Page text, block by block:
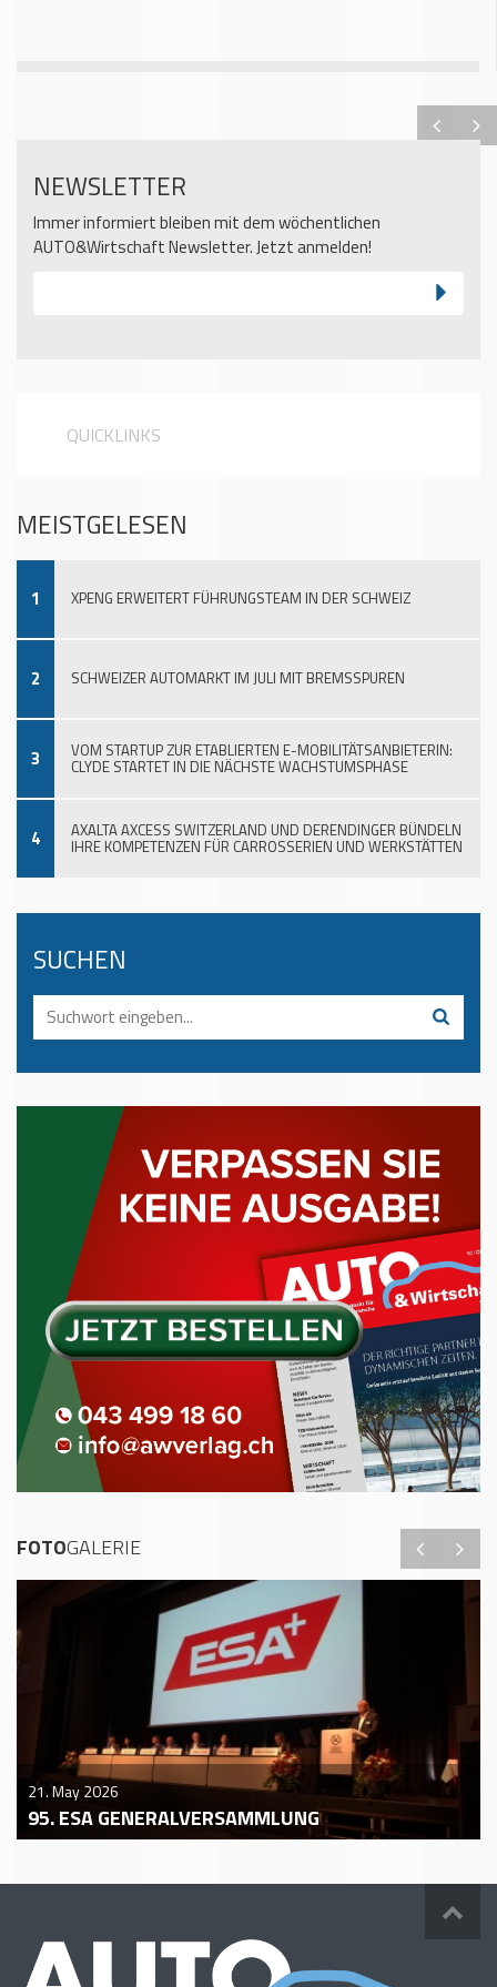
NEWSLETTER
Immer informiert bleiben mit dem wöchentlichen
AUTO&Wirtschaft Newsletter. Jetzt anmelden!
QUICKLINKS
MEISTGELESEN
1 XPENG ERWEITERT FÜHRUNGSTEAM IN DER SCHWEIZ
2 SCHWEIZER AUTOMARKT IM JULI MIT BREMSSPUREN
3 VOM STARTUP ZUR ETABLIERTEN E-MOBILITÄTSANBIETERIN:
CLYDE STARTET IN DIE NÄCHSTE WACHSTUMSPHASE
4 AXALTA AXCESS SWITZERLAND UND DERENDINGER BÜNDELN
IHRE KOMPETENZEN FÜR CARROSSERIEN UND WERKSTÄTTEN
SUCHEN
FOTOGALERIE
21. May 2026
95. ESA GENERALVERSAMMLUNG